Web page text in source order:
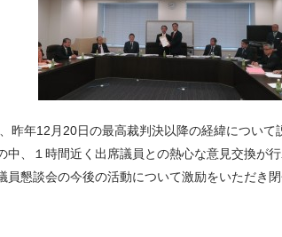
昨年12月20日の最高裁判決以降の経緯につい
中、１時間近く出席議員との熱心な意見交換が
員懇談会の今後の活動について激励をいただき